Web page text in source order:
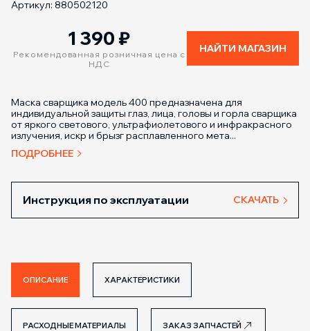
Артикул: 880502120
1 390 ₽
Рекомендованная розничная цена с
НДС
НАЙТИ МАГАЗИН
Маска сварщика модель 400 предназначена для
индивидуальной защиты глаз, лица, головы и горла сварщика
от яркого светового, ультрафиолетового и инфракрасного
излучения, искр и брызг расплавленного мета...
ПОДРОБНЕЕ
Инструкция по эксплуатации СКАЧАТЬ
ОПИСАНИЕ ХАРАКТЕРИСТИКИ
РАСХОДНЫЕ МАТЕРИАЛЫ ЗАКАЗ ЗАПЧАСТЕЙ